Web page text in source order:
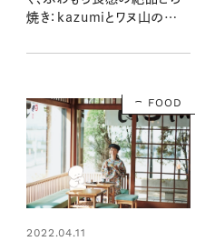
焼き：kazumiとワヌ山の和
FOOD
2022.04.11